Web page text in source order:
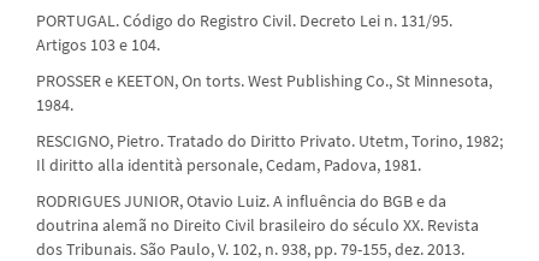
PORTUGAL. Código do Registro Civil. Decreto Lei n. 131/95.
Artigos 103 e 104.
PROSSER e KEETON, On torts. West Publishing Co., St Minnesota,
1984.
RESCIGNO, Pietro. Tratado do Diritto Privato. Utetm, Torino, 1982;
Il diritto alla identità personale, Cedam, Padova, 1981.
RODRIGUES JUNIOR, Otavio Luiz. A influência do BGB e da
doutrina alemã no Direito Civil brasileiro do século XX. Revista
dos Tribunais. São Paulo, V. 102, n. 938, pp. 79-155, dez. 2013.